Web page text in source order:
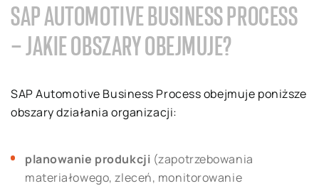
SAP AUTOMOTIVE BUSINESS PROCESS
– JAKIE OBSZARY OBEJMUJE?
SAP Automotive Business Process obejmuje poniższe
obszary działania organizacji:
planowanie produkcji (zapotrzebowania
materiałowego, zleceń, monitorowanie